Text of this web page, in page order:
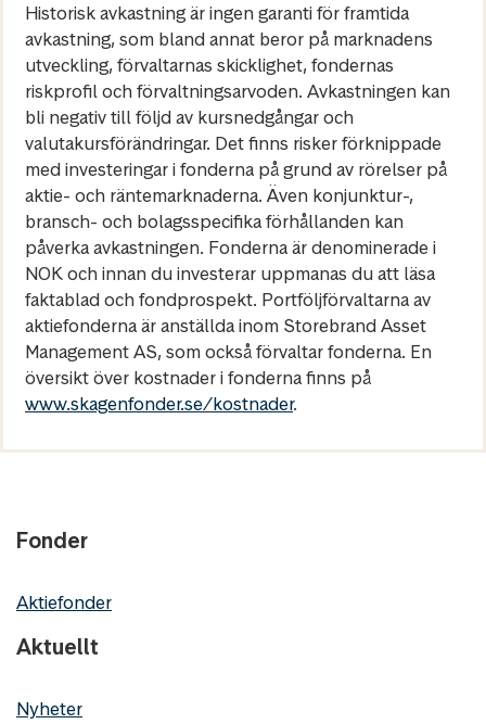
Historisk avkastning är ingen garanti för framtida
avkastning, som bland annat beror på marknadens
utveckling, förvaltarnas skicklighet, fondernas
riskprofil och förvaltningsarvoden. Avkastningen kan
bli negativ till följd av kursnedgångar och
valutakursförändringar. Det finns risker förknippade
med investeringar i fonderna på grund av rörelser på
aktie- och räntemarknaderna. Även konjunktur-,
bransch- och bolagsspecifika förhållanden kan
påverka avkastningen. Fonderna är denominerade i
NOK och innan du investerar uppmanas du att läsa
faktablad och fondprospekt. Portföljförvaltarna av
aktiefonderna är anställda inom Storebrand Asset
Management AS, som också förvaltar fonderna. En
översikt över kostnader i fonderna finns på
www.skagenfonder.se/kostnader.
Fonder
Aktiefonder
Aktuellt
Nyheter